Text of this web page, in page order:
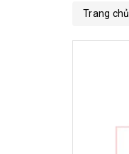
Trang chủ